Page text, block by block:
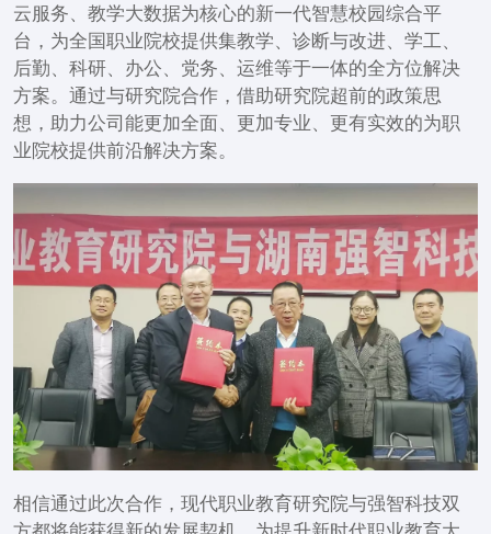
云服务、教学大数据为核心的新一代智慧校园综合平
台，为全国职业院校提供集教学、诊断与改进、学工、
后勤、科研、办公、党务、运维等于一体的全方位解决
方案。通过与研究院合作，借助研究院超前的政策思
想，助力公司能更加全面、更加专业、更有实效的为职
业院校提供前沿解决方案。
相信通过此次合作，现代职业教育研究院与强智科技双